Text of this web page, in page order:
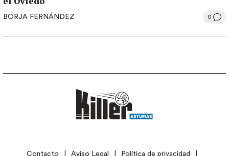
BORJA FERNÁNDEZ 0
LEGALContacto Aviso Legal Política de privacidad